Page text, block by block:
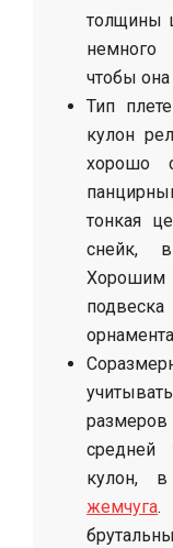
толщины
чтобы она
Тип
кулон
хорошо
тонкая
снейк,
средней
кулон,
жемчуга.